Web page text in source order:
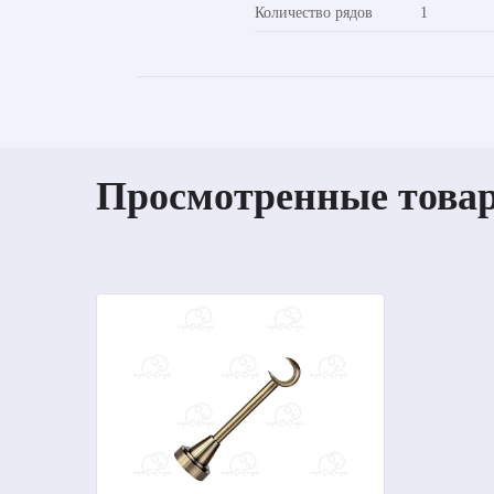
Количество рядов 1
Просмотренные